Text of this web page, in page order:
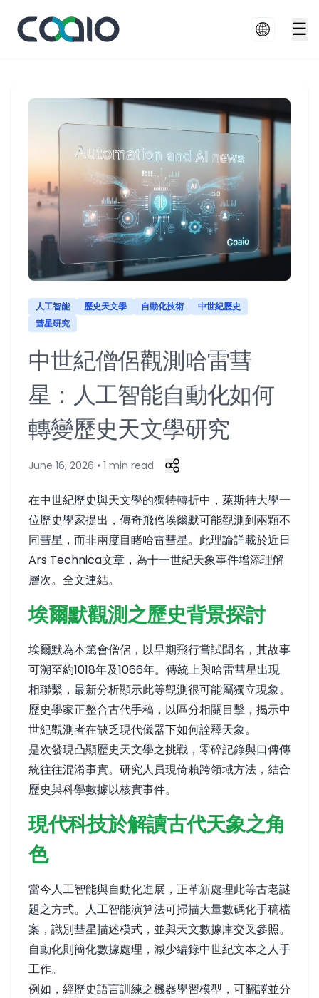
☰
人工智能 歷史天文學 自動化技術
中世紀歷史
彗星研究
中世紀僧侶觀測哈雷彗
星：人工智能自動化如何
轉變歷史天文學研究
June 16, 2026 • 1 min read
在中世紀歷史與天文學的獨特轉折中，萊斯特大學一
位歷史學家提出，傳奇飛僧埃爾默可能觀測到兩顆不
同彗星，而非兩度目睹哈雷彗星。此理論詳載於近日
Ars Technica文章，為十一世紀天象事件增添理解
層次。 全文連結。
埃爾默觀測之歷史背景探討
埃爾默為本篤會僧侶，以早期飛行嘗試聞名，其故事
可溯至約1018年及1066年。傳統上與哈雷彗星出現
相聯繫，最新分析顯示此等觀測很可能屬獨立現象。
歷史學家正整合古代手稿，以區分相關目擊，揭示中
世紀觀測者在缺乏現代儀器下如何詮釋天象。
是次發現凸顯歷史天文學之挑戰，零碎記錄與口傳傳
統往往混淆事實。研究人員現倚賴跨領域方法，結合
歷史與科學數據以核實事件。
現代科技於解讀古代天象之角
色
當今人工智能與自動化進展，正革新處理此等古老謎
題之方式。人工智能演算法可掃描大量數碼化手稿檔
案，識別彗星描述模式，並與天文數據庫交叉參照。
自動化則簡化數據處理，減少編錄中世紀文本之人手
工作。
例如，經歷史語言訓練之機器學習模型，可翻譯並分